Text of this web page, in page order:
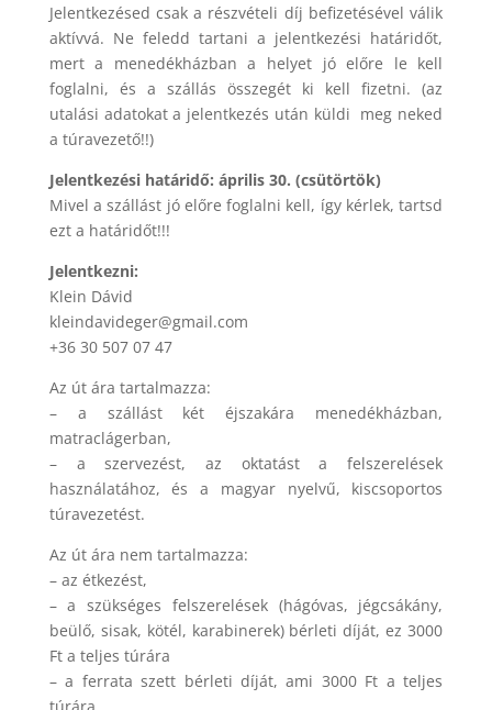
Jelentkezésed csak a részvételi díj befizetésével válik
aktívvá. Ne feledd tartani a jelentkezési határidőt,
mert a menedékházban a helyet jó előre le kell
foglalni, és a szállás összegét ki kell fizetni. (az
utalási adatokat a jelentkezés után küldi meg neked
a túravezető!!)
Jelentkezési határidő: április 30. (csütörtök)
Mivel a szállást jó előre foglalni kell, így kérlek, tartsd
ezt a határidőt!!!
Jelentkezni:
Klein Dávid
kleindavideger@gmail.com
+36 30 507 07 47
Az út ára tartalmazza:
– a szállást két éjszakára menedékházban,
matraclágerban,
– a szervezést, az oktatást a felszerelések
használatához, és a magyar nyelvű, kiscsoportos
túravezetést.
Az út ára nem tartalmazza:
– az étkezést,
– a szükséges felszerelések (hágóvas, jégcsákány,
beülő, sisak, kötél, karabinerek) bérleti díját, ez 3000
Ft a teljes túrára
– a ferrata szett bérleti díját, ami 3000 Ft a teljes